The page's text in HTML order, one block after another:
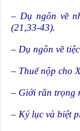
– Dụ ngôn về
(21,33-43).
– Dụ ngôn về
– Thuế nộp cho
– Giới răn trọng
– Ký lục và biệt